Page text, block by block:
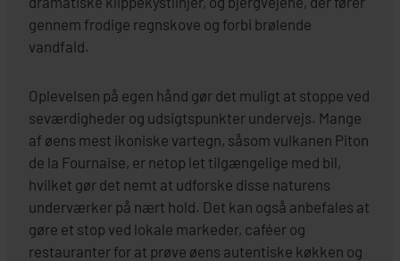
gennem frodige regnskove og forbi brølende
vandfald.
Oplevelsen på egen hånd gør det muligt at stoppe ved
seværdigheder og udsigtspunkter undervejs. Mange
af øens mest ikoniske vartegn, såsom vulkanen Piton
de la Fournaise, er netop let tilgængelige med bil,
hvilket gør det nemt at udforske disse naturens
underværker på nært hold. Det kan også anbefales at
gøre et stop ved lokale markeder, caféer og
restauranter for at prøve øens autentiske køkken og